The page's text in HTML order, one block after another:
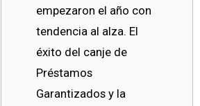
empezaron el año con
tendencia al alza. El
éxito del canje de
Préstamos
Garantizados y la